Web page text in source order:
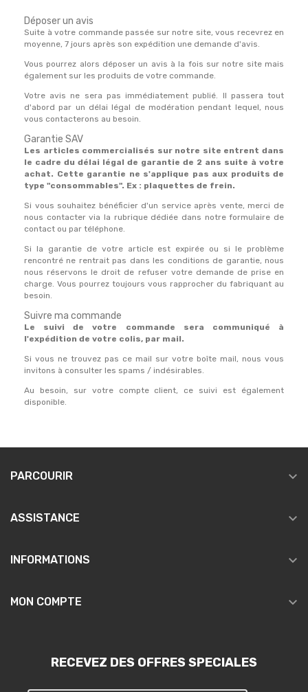
Déposer un avis
Suite à votre commande passée sur notre site, vous recevrez en
moyenne, 7 jours après son expédition une demande d'avis.
Vous pourrez alors déposer un avis à la fois sur notre site mais
également sur les produits de votre commande.
Votre avis ne sera pas immédiatement publié. Il passera tout
d'abord par un délai légal de modération pendant lequel, nous
vous contacterons au besoin.
Garantie SAV
Les articles commercialisés sur notre site entrent dans
le cadre du délai légal de garantie de 2 ans suite à votre
achat. Cette garantie ne s'applique pas aux produits de
type "consommables". Ex : plaquettes de frein.
Si vous souhaitez bénéficier d'un service après vente, merci de
nous contacter via la rubrique dédiée dans notre formulaire de
contact ou par téléphone.
Si la garantie de votre article est expirée ou si le problème
rencontré ne rentrait pas dans les conditions de garantie, nous
nous réservons le droit de refuser votre demande de prise en
charge. Vous pourrez toujours vous rapprocher du fabriquant au
besoin.
Suivre ma commande
Le suivi de votre commande sera communiqué à
l'expédition de votre colis, par mail.
Si vous ne trouvez pas ce mail sur votre boîte mail, nous vous
invitons à consulter les spams / indésirables.
Au besoin, sur votre compte client, ce suivi est également
disponible.
PARCOURIR 
ASSISTANCE 
INFORMATIONS 
MON COMPTE 
RECEVEZ DES OFFRES SPECIALES